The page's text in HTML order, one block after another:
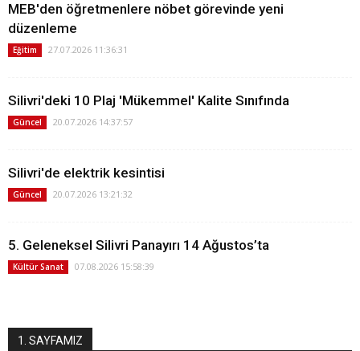
MEB'den öğretmenlere nöbet görevinde yeni
düzenleme
Eğitim 27.07.2026 11:36:31
Silivri'deki 10 Plaj 'Mükemmel' Kalite Sınıfında
Güncel 20.07.2026 14:37:57
Silivri'de elektrik kesintisi
Güncel 20.07.2026 13:21:32
5. Geleneksel Silivri Panayırı 14 Ağustos’ta
Kültür Sanat 07.08.2026 15:58:39
1. SAYFAMIZ